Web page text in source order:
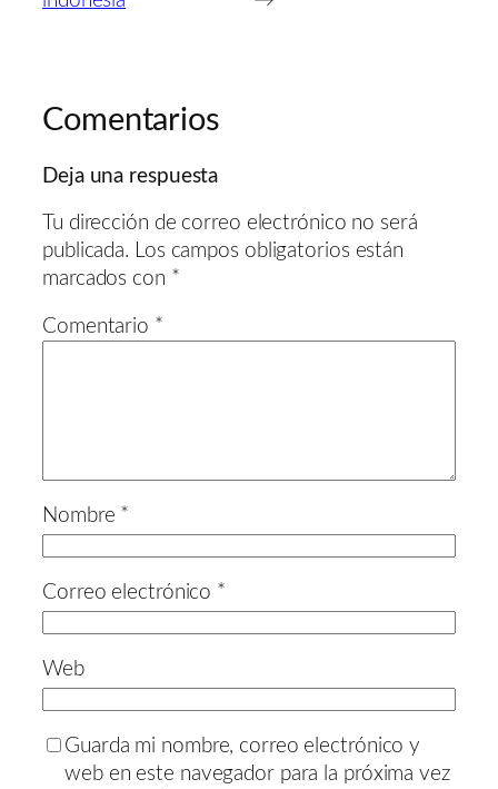
Comentarios
Deja una respuesta
Tu dirección de correo electrónico no será
publicada.
Los campos obligatorios están
marcados con *
Comentario *
Nombre *
Correo electrónico *
Web
Guarda mi nombre, correo electrónico y
web en este navegador para la próxima vez